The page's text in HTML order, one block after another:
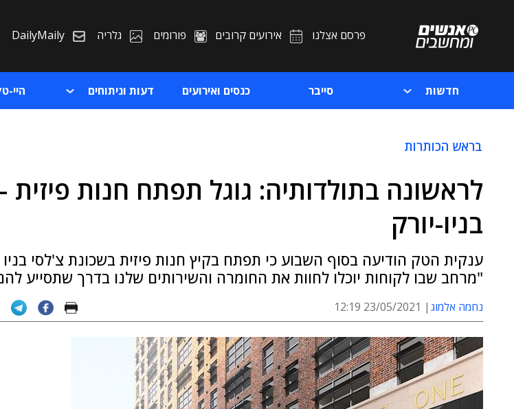
פרסם אצלנו אירועים קרובים פורומים גלריה DailyMaily
חדשות סייבר כנסים ואירועים דעות וניתוחים היי-
בראש הכותרות
לראשונה בתולדותיה: גוגל תפתח חנות פיזית
בניו-יורק
ענקית הטק הודיעה בסוף השבוע כי תפתח בקיץ חנות פיזית בשכונת צ'לסי
"מרחב שבו לקוחות יוכלו לחוות את החומרה והשירותים שלנו בדרך שתסייע
נחמה אלמוג 23/05/2021 12:19